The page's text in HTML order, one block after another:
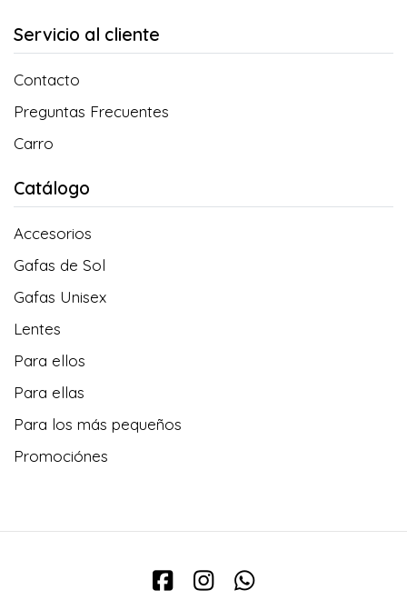
Servicio al cliente
Contacto
Preguntas Frecuentes
Carro
Catálogo
Accesorios
Gafas de Sol
Gafas Unisex
Lentes
Para ellos
Para ellas
Para los más pequeños
Promociónes